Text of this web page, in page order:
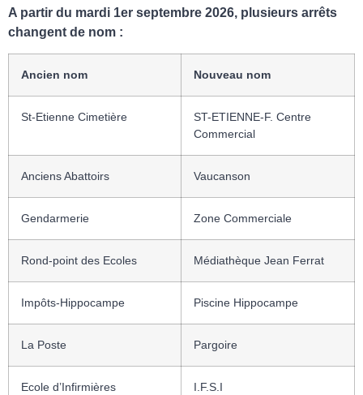
A partir du mardi 1er septembre 2026, plusieurs arrêts
changent de nom :
Ancien nom Nouveau nom
St-Etienne Cimetière
ST-ETIENNE-F. Centre
Commercial
Anciens Abattoirs Vaucanson
Gendarmerie Zone Commerciale
Rond-point des Ecoles Médiathèque Jean Ferrat
Impôts-Hippocampe Piscine Hippocampe
La Poste Pargoire
Ecole d’Infirmières I.F.S.I